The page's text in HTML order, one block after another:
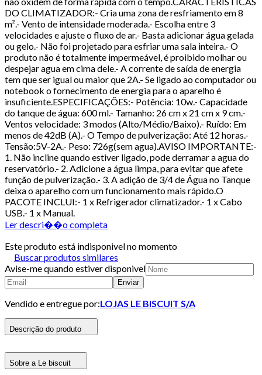
DO CLIMATIZADOR:- Cria uma zona de resfriamento em 8
m².- Vento de intensidade moderada.- Escolha entre 3
velocidades e ajuste o fluxo de ar.- Basta adicionar água gelada
ou gelo.- Não foi projetado para esfriar uma sala inteira.- O
produto não é totalmente impermeável, é proibido molhar ou
despejar agua em cima dele.- A corrente de saída de energia
tem que ser igual ou maior que 2A.- Se ligado ao computador ou
notebook o fornecimento de energia para o aparelho é
insuficiente.ESPECIFICAÇÕES:- Potência: 10w.- Capacidade
do tanque de água: 600 ml.- Tamanho: 26 cm x 21 cm x 9 cm.-
Ventos velocidade: 3 modos (Alto/Médio/Baixo).- Ruído: Em
menos de 42dB (A).- O Tempo de pulverização: Até 12 horas.-
Tensão:5V-2A.- Peso: 726g(sem agua).AVISO IMPORTANTE:-
1. Não incline quando estiver ligado, pode derramar a agua do
reservatório.- 2. Adicione a água limpa, para evitar que afete
função de pulverização.- 3. A adição de 3/4 de Água no Tanque
deixa o aparelho com um funcionamento mais rápido.O
PACOTE INCLUI:- 1 x Refrigerador climatizador.- 1 x Cabo
USB.- 1 x Manual.
Ler descri��o completa
Este produto está indisponivel no momento
Buscar produtos similares
Avise-me quando estiver disponivel
Enviar
Vendido e entregue por:LOJAS LE BISCUIT S/A
Descrição do produto
Sobre a Le biscuit